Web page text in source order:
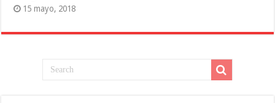
15 mayo, 2018